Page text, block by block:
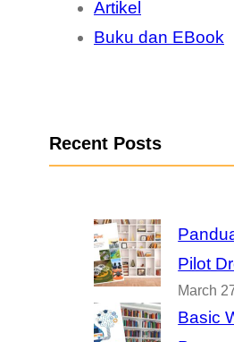
Artikel
Buku dan EBook
Recent Posts
Pilot
March
Basic